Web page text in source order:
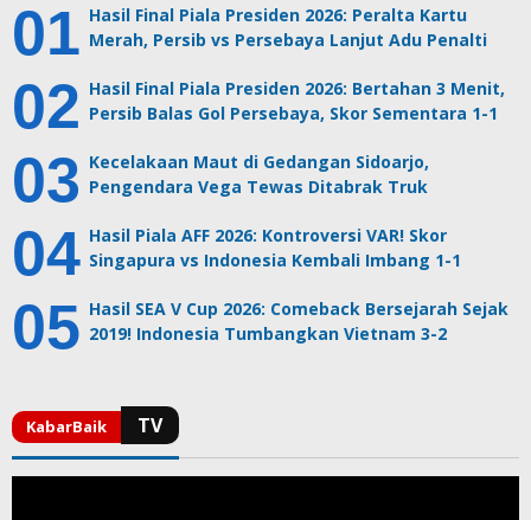
Hasil Final Piala Presiden 2026: Peralta Kartu
Merah, Persib vs Persebaya Lanjut Adu Penalti
Hasil Final Piala Presiden 2026: Bertahan 3 Menit,
Persib Balas Gol Persebaya, Skor Sementara 1-1
Kecelakaan Maut di Gedangan Sidoarjo,
Pengendara Vega Tewas Ditabrak Truk
Hasil Piala AFF 2026: Kontroversi VAR! Skor
Singapura vs Indonesia Kembali Imbang 1-1
Hasil SEA V Cup 2026: Comeback Bersejarah Sejak
2019! Indonesia Tumbangkan Vietnam 3-2